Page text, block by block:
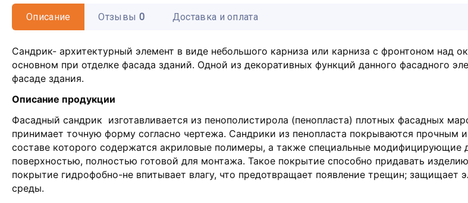
покрытие способно
изделию вид прочного
трещин; защищает
негативного
окружающей среды.
Описание Отзывы 0 Доставка и оплата
Сандрик- архитектурный элемент в виде небольшого карниза или карниза с фронтоном
основном при отделке фасада зданий. Одной из декоративных функций данного фасадного
фасаде здания.
Описание продукции
Фасадный сандрик изготавливается из пенополистирола (пенопласта) плотных фасадных
принимает точную форму согласно чертежа. Сандрики из пенопласта покрываются
составе которого содержатся акриловые полимеры, а также специальные модифицирующие
поверхностью, полностью готовой для монтажа. Такое покрытие способно придавать
покрытие гидрофобно-не впитывает влагу, что предотвращает появление трещин;
среды.